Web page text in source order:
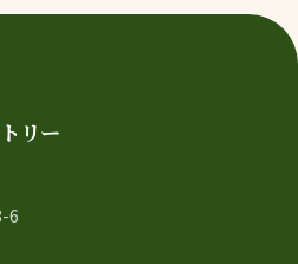
リー
6